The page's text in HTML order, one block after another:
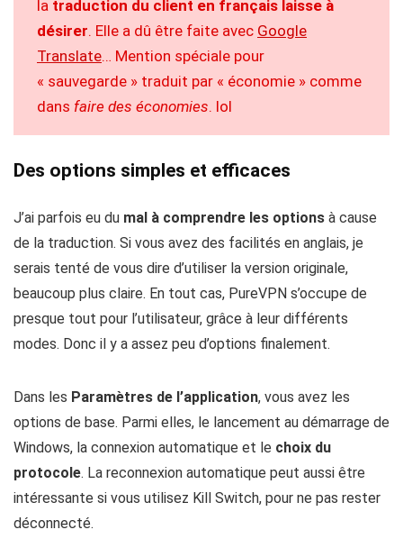
la traduction du client en français laisse à
désirer. Elle a dû être faite avec Google
Translate… Mention spéciale pour
« sauvegarde » traduit par « économie » comme
dans faire des économies. lol
Des options simples et efficaces
J’ai parfois eu du mal à comprendre les options à cause
de la traduction. Si vous avez des facilités en anglais, je
serais tenté de vous dire d’utiliser la version originale,
beaucoup plus claire. En tout cas, PureVPN s’occupe de
presque tout pour l’utilisateur, grâce à leur différents
modes. Donc il y a assez peu d’options finalement.
Dans les Paramètres de l’application, vous avez les
options de base. Parmi elles, le lancement au démarrage de
Windows, la connexion automatique et le choix du
protocole. La reconnexion automatique peut aussi être
intéressante si vous utilisez Kill Switch, pour ne pas rester
déconnecté.